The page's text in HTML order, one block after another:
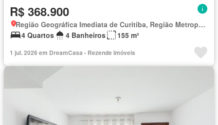
R$ 368.900
Região Geográfica Imediata de Curitiba, Região Metropolitana de Curitiba
4 Quartos
4 Banheiros 155 m²
1 jul. 2026 em DreamCasa - Rezende Imóveis